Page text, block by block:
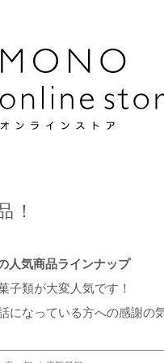
！
人気商品ラインナップ
子類が大変人気です！
になっている方への感謝の